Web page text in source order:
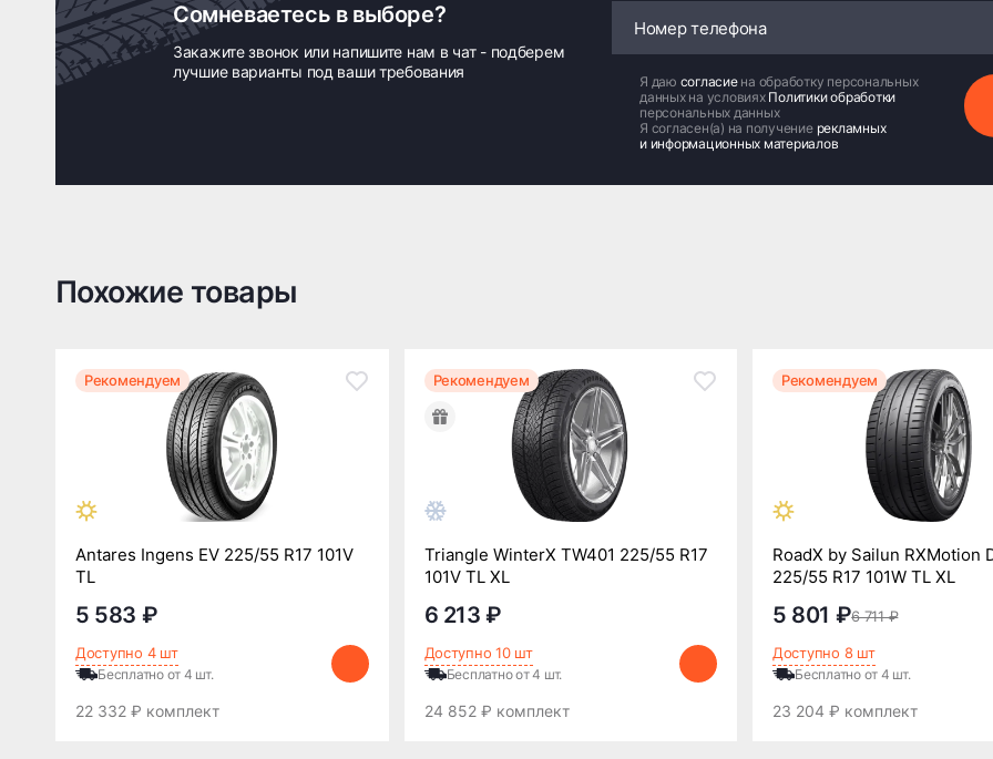
Сомневаетесь в выборе?
Закажите звонок или напишите нам в чат - подберем
лучшие варианты под ваши требования
Я даю согласие на обработку персональных
данных на условиях Политики обработки
персональных данных
Я согласен(а) на получение рекламных
и информационных материалов
Похожие товары
Рекомендуем
Antares Ingens EV 225/55 R17 101V
TL
5 583 ₽
Доступно 4 шт
Бесплатно от 4 шт.
22 332 ₽ комплект
Рекомендуем
Triangle WinterX TW401 225/55 R17
101V TL XL
6 213 ₽
Доступно 10 шт
Бесплатно от 4 шт.
24 852 ₽ комплект
Рекомендуем
RoadX by Sailun RXMotion
225/55 R17 101W TL XL
6 711 ₽
5 801 ₽
Доступно 8 шт
Бесплатно от 4 шт.
23 204 ₽ комплект